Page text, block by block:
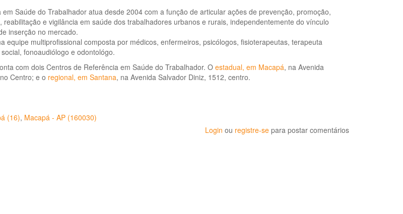
Saúde do Trabalhador atua desde 2004 com a função de articular ações de prevenção, promoção,
reabilitação e vigilância em saúde dos trabalhadores urbanos e rurais, independentemente do vínculo
inserção no mercado.
equipe multiprofissional composta por médicos, enfermeiros, psicólogos, fisioterapeutas, terapeuta
fonoaudiólogo e odontológo.
com dois Centros de Referência em Saúde do Trabalhador. O estadual, em Macapá, na Avenida
Centro; e o regional, em Santana, na Avenida Salvador Diniz, 1512, centro.
(16), Macapá - AP (160030)
Login ou registre-se para postar comentários